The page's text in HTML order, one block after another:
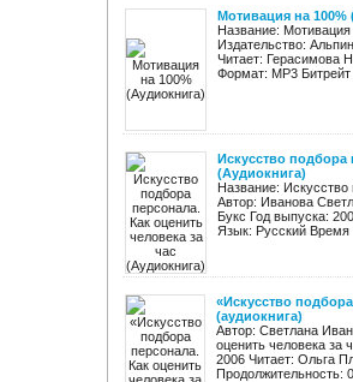
Мотивация на 100%
Название:
Издательство:
Читает: Герасимова
Формат: MP3
Искусство подбора
(Аудиокнига)
Название: Искусство
Автор: Иванова
Букс Год выпуска:
Язык: Русский Время
«Искусство
(аудиокнига)
Автор: Светлана
оценить человека за
2006 Читает: Ольга
Продолжительность: